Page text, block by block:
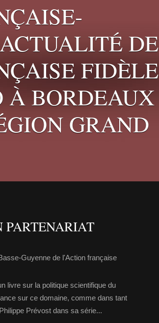
DE
FIDÈLE
À BORDEAUX
GRAND
Guyenne de l'Action française
livre sur la politique scientifique du
sur ce domaine, comme dans tant
Prévost dans sa série...